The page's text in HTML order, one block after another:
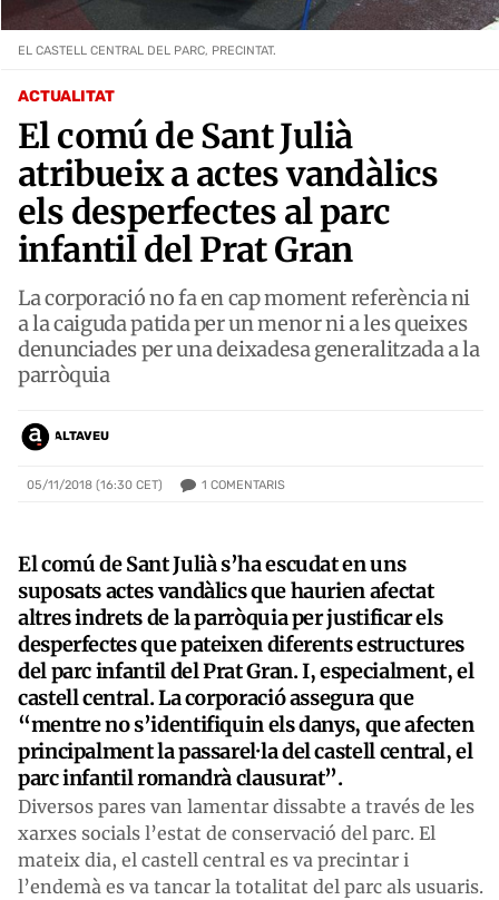
ACTUALITAT
El comú de Sant Julià
atribueix a actes vandàlics
els desperfectes al parc
infantil del Prat Gran
La corporació no fa en cap moment referència ni
a la caiguda patida per un menor ni a les queixes
denunciades per una deixadesa generalitzada a la
parròquia
ALTAVEU
05/11/2018 (16:30 CET) 1 COMENTARIS
EL CASTELL CENTRAL DEL PARC, PRECINTAT.
El comú de Sant Julià s’ha escudat en uns
suposats actes vandàlics que haurien afectat
altres indrets de la parròquia per justificar els
desperfectes que pateixen diferents estructures
del parc infantil del Prat Gran. I, especialment, el
castell central. La corporació assegura que
“mentre no s’identifiquin els danys, que afecten
principalment la passarel·la del castell central, el
parc infantil romandrà clausurat”.
Diversos pares van lamentar dissabte a través de les
xarxes socials l’estat de conservació del parc. El
mateix dia, el castell central es va precintar i
l’endemà es va tancar la totalitat del parc als usuaris.